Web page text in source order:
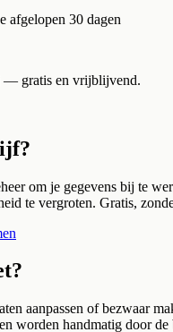
afgelopen 30 dagen
— gratis en vrijblijvend.
om je gegevens bij te
te vergroten. Gratis,
aanpassen of bezwaar
worden handmatig door de